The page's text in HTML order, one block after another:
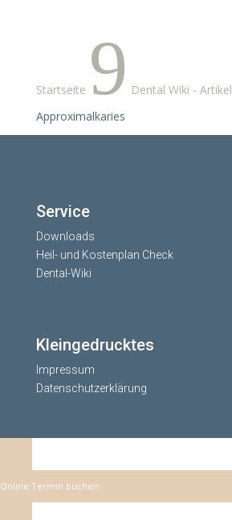
Startseite 9 Dental Wiki - Artikel
Approximalkaries
Service
Downloads
Heil- und Kostenplan Check
Dental-Wiki
Kleingedrucktes
Impressum
Datenschutzerklärung
Online Termin buchen